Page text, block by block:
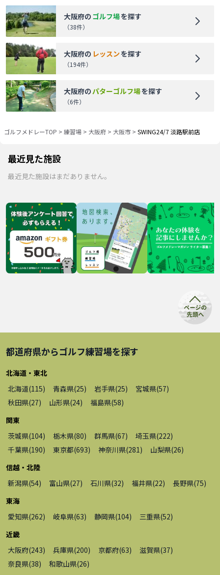
大阪府の ゴルフ場を探す
（38件）
大阪府の レッスンを探す
（194件）
大阪府の パターゴルフ場を探す
（6件）
ゴルフメドレーTOP > 練習場 > 大阪府 > 大阪市 > SWING24/7 淡路駅前店
最近見た施設
最近見た施設はまだありません。
都道府県からゴルフ練習場を探す
北海道・東北
北海道(115) 青森県(25) 岩手県(25) 宮城県(57)
秋田県(27) 山形県(24) 福島県(58)
関東
茨城県(104) 栃木県(80) 群馬県(67) 埼玉県(222)
千葉県(190) 東京都(693) 神奈川県(281 ) 山梨県(26)
信越・北陸
新潟県(54) 富山県(27) 石川県(32) 福井県(22) 長野県(75)
東海
愛知県(262) 岐阜県(63) 静岡県(104) 三重県(52)
近畿
大阪府(243) 兵庫県(200) 京都府(63) 滋賀県(37)
奈良県(38) 和歌山県(26)